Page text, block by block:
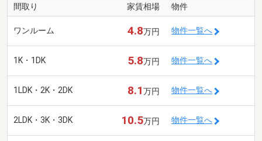
間取り 家賃相場 物件
ワンルーム 4.8万円 物件一覧へ
1K・1DK 5.8万円 物件一覧へ
1LDK・2K・2DK 8.1万円 物件一覧へ
2LDK・3K・3DK 10.5万円 物件一覧へ